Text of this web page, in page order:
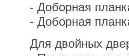
- Доборная
- Доборная
Для двойных